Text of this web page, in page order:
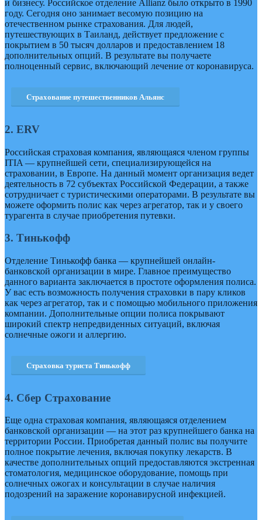
и бизнесу. Российское отделение Allianz было открыто в 1990
году. Сегодня оно занимает весомую позицию на
отечественном рынке страхования. Для людей,
путешествующих в Таиланд, действует предложение с
покрытием в 50 тысяч долларов и предоставлением 18
дополнительных опций. В результате вы получаете
полноценный сервис, включающий лечение от коронавируса.
Страхование путешественников Альянс
2. ERV
Российская страховая компания, являющаяся членом группы
ITIA — крупнейшей сети, специализирующейся на
страховании, в Европе. На данный момент организация ведет
деятельность в 72 субъектах Российской Федерации, а также
сотрудничает с туристическими операторами. В результате вы
можете оформить полис как через агрегатор, так и у своего
турагента в случае приобретения путевки.
3. Тинькофф
Отделение Тинькофф банка — крупнейшей онлайн-
банковской организации в мире. Главное преимущество
данного варианта заключается в простоте оформления полиса.
У вас есть возможность получения страховки в пару кликов
как через агрегатор, так и с помощью мобильного приложения
компании. Дополнительные опции полиса покрывают
широкий спектр непредвиденных ситуаций, включая
солнечные ожоги и аллергию.
Страховка туриста Тинькофф
4. Сбер Страхование
Еще одна страховая компания, являющаяся отделением
банковской организации — на этот раз крупнейшего банка на
территории России. Приобретая данный полис вы получите
полное покрытие лечения, включая покупку лекарств. В
качестве дополнительных опций предоставляются экстренная
стоматология, медицинское оборудование, помощь при
солнечных ожогах и консультации в случае наличия
подозрений на заражение коронавирусной инфекцией.